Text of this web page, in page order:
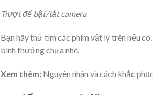
Trượt để bật/tắt camera
Bạn hãy thử tìm các phím vật lý trên nếu
bình thường chưa nhé.
Xem thêm: Nguyên nhân và cách khắc